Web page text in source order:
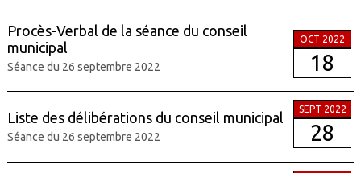
Procès-Verbal de la séance du conseil
municipal
Séance du 26 septembre 2022
OCT 2022
18
Liste des délibérations du conseil municipal
Séance du 26 septembre 2022
SEPT 2022
28